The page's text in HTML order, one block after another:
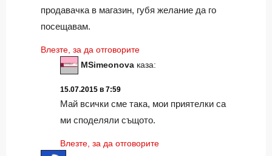
продавачка в магазин, губя желание да го
посещавам.
Влезте, за да отговорите
MSimeonova каза:
15.07.2015 в 7:59
Май всички сме така, мои приятелки са
ми споделяли същото.
Влезте, за да отговорите